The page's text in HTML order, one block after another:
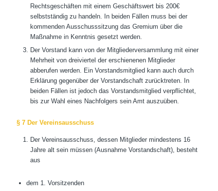
Rechtsgeschäften mit einem Geschäftswert bis 200€
selbstständig zu handeln. In beiden Fällen muss bei der
kommenden Ausschusssitzung das Gremium über die
Maßnahme in Kenntnis gesetzt werden.
Der Vorstand kann von der Mitgliederversammlung mit einer
Mehrheit von dreiviertel der erschienenen Mitglieder
abberufen werden. Ein Vorstandsmitglied kann auch durch
Erklärung gegenüber der Vorstandschaft zurücktreten. In
beiden Fällen ist jedoch das Vorstandsmitglied verpflichtet,
bis zur Wahl eines Nachfolgers sein Amt auszuüben.
§ 7 Der Vereinsausschuss
Der Vereinsausschuss, dessen Mitglieder mindestens 16
Jahre alt sein müssen (Ausnahme Vorstandschaft), besteht
aus
dem 1. Vorsitzenden